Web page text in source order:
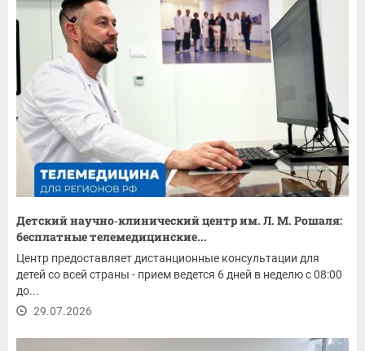
Детский научно‑клинический центр им. Л. М. Рошаля:
бесплатные телемедицинские...
Центр предоставляет дистанционные консультации для
детей со всей страны - прием ведется 6 дней в неделю с 08:00
до...
29.07.2026